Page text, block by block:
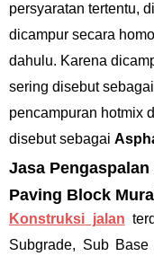
persyaratan tertentu,
dicampur secara
dahulu. Karena
sering disebut sebagai
pencampuran hotmix
disebut sebagai
Jasa
Paving Block
Konstruksi jalan
Subgrade, Sub